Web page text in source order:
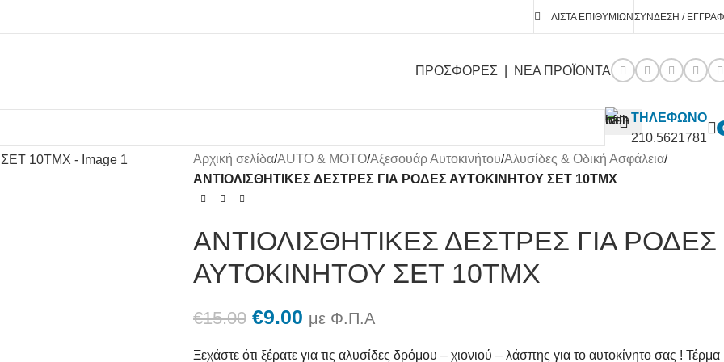
ΛΊΣΤΑ ΕΠΙΘΥΜΙΏΝΣΎΝΔΕΣΗ /
ΠΡΟΣΦΟΡΕΣ ΝΕΑ ΠΡΟΪΟΝΤΑ
ΤΗΛΕΦΩΝΟ
210.5621781
Αρχική σελίδα/AUTO & MOTO/Αξεσουάρ Αυτοκινήτου/Αλυσίδες & Οδική Ασφάλεια/
ΑΝΤΙΟΛΙΣΘΗΤΙΚΕΣ ΔΕΣΤΡΕΣ ΓΙΑ ΡΟΔΕΣ ΑΥΤΟΚΙΝΗΤΟΥ ΣΕΤ 10ΤΜΧ
ΑΝΤΙΟΛΙΣΘΗΤΙΚΕΣ ΔΕΣΤΡΕΣ ΓΙΑ ΡΟΔΕΣ
ΑΥΤΟΚΙΝΗΤΟΥ ΣΕΤ 10ΤΜΧ
€15.00 €9.00 με Φ.Π.Α
Ξεχάστε ότι ξέρατε για τις αλυσίδες δρόμου – χιονιού – λάσπης για το αυτοκίνητο σας ! Τέρμα